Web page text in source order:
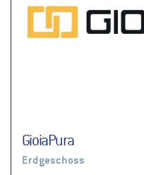
GioiaPura
Erdgeschoss